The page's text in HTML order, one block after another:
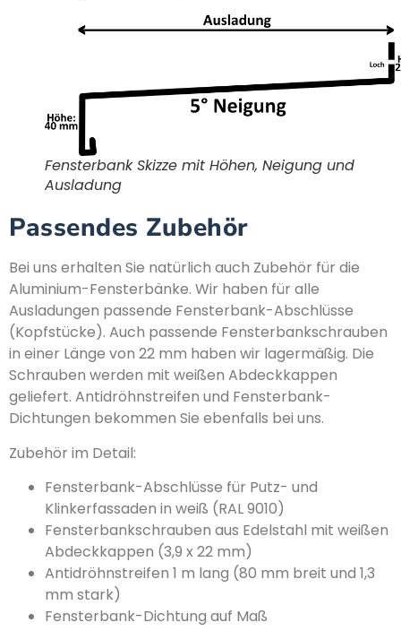
Fensterbank Skizze mit Höhen, Neigung und
Ausladung
Passendes Zubehör
Bei uns erhalten Sie natürlich auch Zubehör für die
Aluminium-Fensterbänke. Wir haben für alle
Ausladungen passende Fensterbank-Abschlüsse
(Kopfstücke). Auch passende Fensterbankschrauben
in einer Länge von 22 mm haben wir lagermäßig. Die
Schrauben werden mit weißen Abdeckkappen
geliefert. Antidröhnstreifen und Fensterbank-
Dichtungen bekommen Sie ebenfalls bei uns.
Zubehör im Detail:
Fensterbank-Abschlüsse für Putz- und
Klinkerfassaden in weiß (RAL 9010)
Fensterbankschrauben aus Edelstahl mit weißen
Abdeckkappen (3,9 x 22 mm)
Antidröhnstreifen 1 m lang (80 mm breit und 1,3
mm stark)
Fensterbank-Dichtung auf Maß